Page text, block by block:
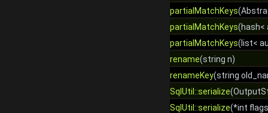
partialMatchKeys
partialMatchKeys(hash<
partialMatchKeys(list<
rename(string n)
renameKey(string
SqlUtil::serialize
SqlUtil::serialize(*int